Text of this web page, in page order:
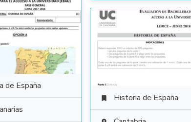
de España
 Historia de España